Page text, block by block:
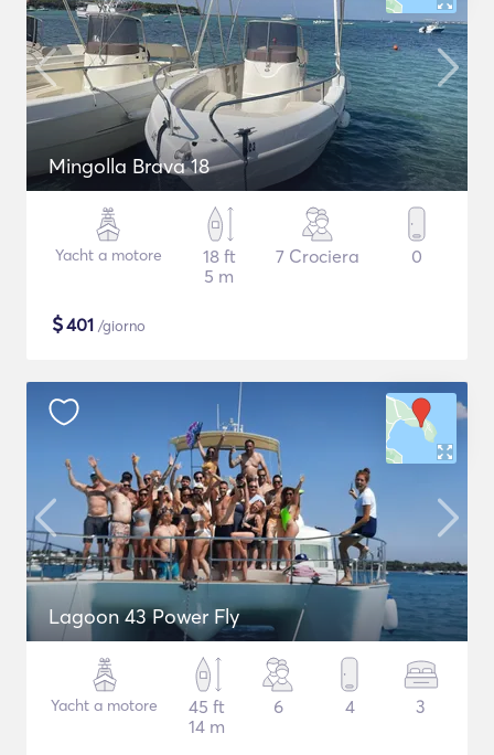
Mingolla Brava 18
Yacht a motore
18 ft
5 m
7 Crociera 0
$401 /giorno
Lagoon 43 Power Fly
Yacht a motore
45 ft
14 m
6 4 3